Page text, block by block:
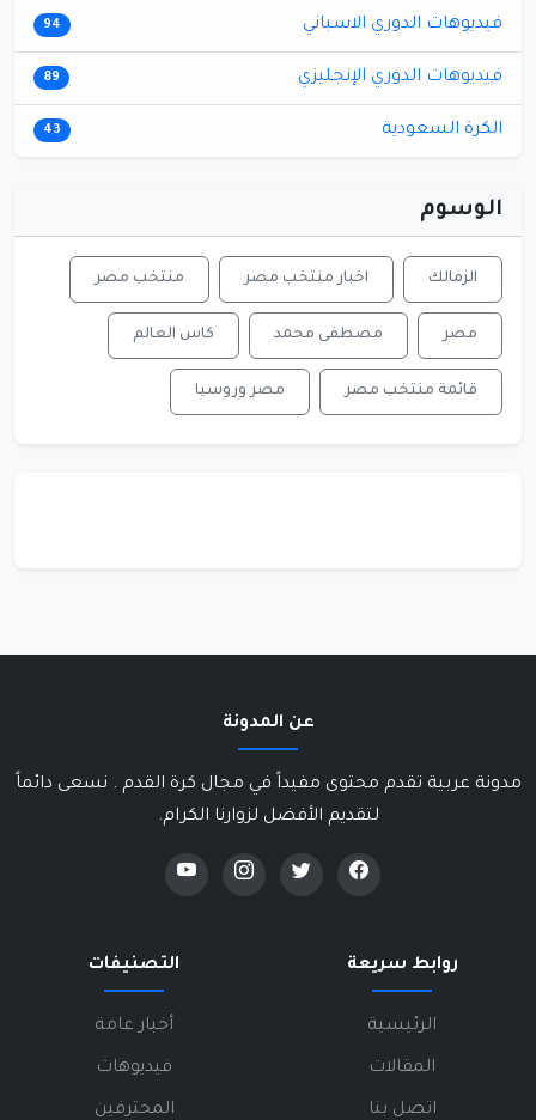
فيديوهات الدوري الاسباني 94
فيديوهات الدوري الإنجليزي 89
الكرة السعودية 43
الوسوم
الزمالك اخبار منتخب مصر منتخب مصر
مصر مصطفى محمد كاس العالم
قائمة منتخب مصر مصر وروسيا
عن المدونة
مدونة عربية تقدم محتوى مفيداً في مجال كرة القدم . نسعى دائماً
لتقديم الأفضل لزوارنا الكرام.
روابط سريعة
الرئيسية
المقالات
اتصل بنا
التصنيفات
أخبار عامة
فيديوهات
المحترفين